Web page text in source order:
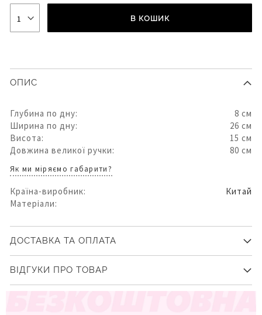
В КОШИК
ОПИС
Глубина по дну:
8 см
Ширина по дну:
26 см
Висота:
15 см
Довжина великої ручки:
80 см
Як ми міряємо габарити?
Країна-виробник:
Китай
Матеріали:
ДОСТАВКА ТА ОПЛАТА
ВІДГУКИ ПРО ТОВАР